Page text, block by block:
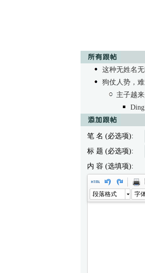
这种无姓名
狗仗人势，
主子越
Ding
笔 名 (必选项):
标 题 (必选项):
内 容 (选填项):
段落格式 字